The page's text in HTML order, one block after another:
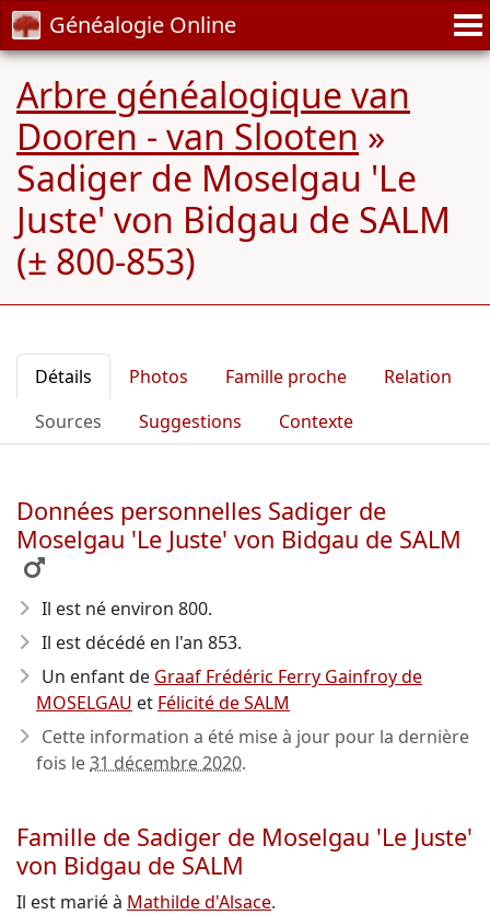
Généalogie Online
Arbre généalogique van
Dooren - van Slooten »
Sadiger de Moselgau 'Le
Juste' von Bidgau de SALM
(± 800-853)
Détails Photos Famille proche
Relation
Sources
Suggestions Contexte
Données personnelles Sadiger de
Moselgau 'Le Juste' von Bidgau de SALM
Il est né environ 800.
Il est décédé en l'an 853.
Un enfant de Graaf Frédéric Ferry Gainfroy de
MOSELGAU et Félicité de SALM
Cette information a été mise à jour pour la dernière
fois le31 décembre 2020.
Famille de Sadiger de Moselgau 'Le Juste'
von Bidgau de SALM
Il est marié à Mathilde d'Alsace.